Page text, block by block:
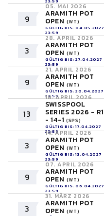
9
05. MAI 2026
ARAMITH POT
OPEN (WT)
GÜLTIG BIS: 04.05.2027
23:59
3
28. APRIL 2026
ARAMITH POT
OPEN (WT)
GÜLTIG BIS: 27.04.2027
23:59
9
21. APRIL 2026
ARAMITH POT
OPEN (WT)
GÜLTIG BIS: 20.04.2027
23:59
13
18. APRIL 2026
SWISSPOOL
SERIES 2026 - R1
- 14-1 (SPS)
GÜLTIG BIS: 17.04.2027
23:59
3
14. APRIL 2026
ARAMITH POT
OPEN (WT)
GÜLTIG BIS: 13.04.2027
23:59
9
07. APRIL 2026
ARAMITH POT
OPEN (WT)
GÜLTIG BIS: 06.04.2027
23:59
3
31. MÄRZ 2026
ARAMITH POT
OPEN (WT)